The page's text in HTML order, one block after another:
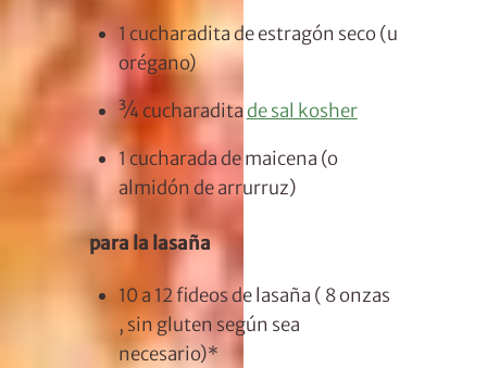
1 cucharaditade estragón seco (u
orégano)
¾ cucharaditade sal kosher
1 cucharada demaicena (o
almidón de arrurruz)
para la lasaña
10 a 12fideos de lasaña ( 8 onzas
, sin gluten según sea
necesario)*